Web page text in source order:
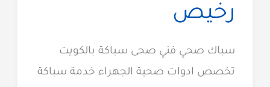
رخيص
سباك صحي فني صحى سباكة بالكويت
تخصص ادوات صحية الجهراء خدمة سباكة